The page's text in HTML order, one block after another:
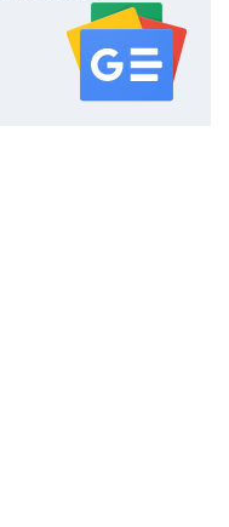
serwisu